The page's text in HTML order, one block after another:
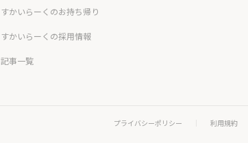
すかいらーくのお持ち帰り
すかいらーくの採用情報
記事一覧
プライバシーポリシー 利用規約